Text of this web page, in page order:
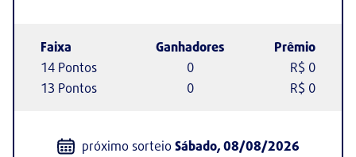
Faixa Ganhadores
Prêmio
14 Pontos
0
R$ 0
13 Pontos
0 R$ 0
próximo sorteio Sábado, 08/08/2026